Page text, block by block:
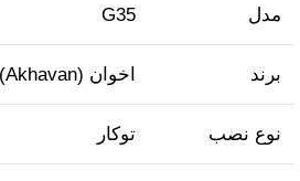
مدل G35
برند اخوان (Akhavan)
نوع نصب توکار